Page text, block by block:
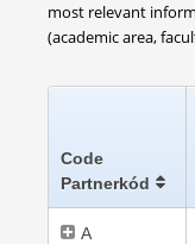
most relevant
(academic area,
Code
Partnerkód
A